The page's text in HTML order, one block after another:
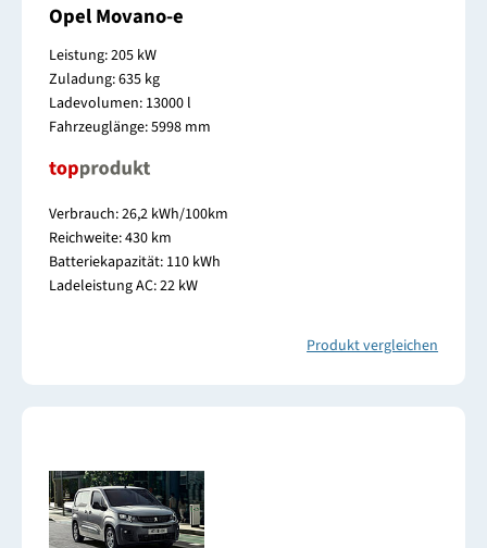
Opel Movano-e
Leistung: 205 kW
Zuladung: 635 kg
Ladevolumen: 13000 l
Fahrzeuglänge: 5998 mm
Verbrauch: 26,2 kWh/100km
Reichweite: 430 km
Batteriekapazität: 110 kWh
Ladeleistung AC: 22 kW
Produkt vergleichen